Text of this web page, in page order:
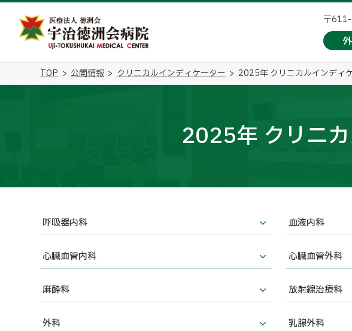
〒
TOP 公開情報 クリニカルインディケーター 2025年 クリニカルインディ
2025年 クリニ
呼吸器内科 血液内科
心臓血管内科 心臓血管外科
麻酔科 放射線治療科
外科 乳腺外科